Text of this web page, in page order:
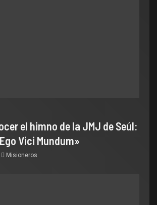
el himno de la JMJ de Seúl:
Vici Mundum»
Misioneros